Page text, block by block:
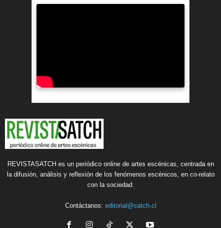
REVISTASATCH es un periódico online de artes escénicas, centrada en
la difusión, análisis y reflexión de los fenómenos escénicos, en co-relato
con la sociedad.
Contáctanos: editorial@satch.cl